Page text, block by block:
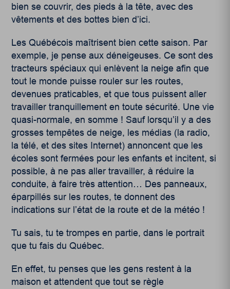
bien se couvrir, des pieds à la tête, avec des
vêtements et des bottes bien d’ici.
Les Québécois maîtrisent bien cette saison. Par
exemple, je pense aux déneigeuses. Ce sont des
tracteurs spéciaux qui enlèvent la neige afin que
tout le monde puisse rouler sur les routes,
devenues praticables, et que tous puissent aller
travailler tranquillement en toute sécurité. Une vie
quasi-normale, en somme ! Sauf lorsqu’il y a des
grosses tempêtes de neige, les médias (la radio,
la télé, et des sites Internet) annoncent que les
écoles sont fermées pour les enfants et incitent, si
possible, à ne pas aller travailler, à réduire la
conduite, à faire très attention… Des panneaux,
éparpillés sur les routes, te donnent des
indications sur l’état de la route et de la météo !
Tu sais, tu te trompes en partie, dans le portrait
que tu fais du Québec.
En effet, tu penses que les gens restent à la
maison et attendent que tout se règle